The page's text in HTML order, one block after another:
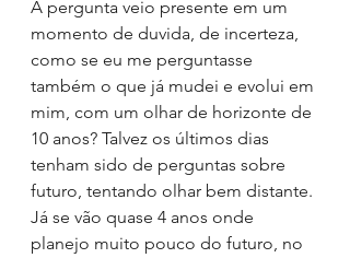
A pergunta veio presente em um
momento de duvida, de incerteza,
como se eu me perguntasse
também o que já mudei e evolui em
mim, com um olhar de horizonte de
10 anos? Talvez os últimos dias
tenham sido de perguntas sobre
futuro, tentando olhar bem distante.
Já se vão quase 4 anos onde
planejo muito pouco do futuro, no